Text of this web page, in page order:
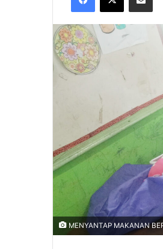
MENYANTAP MAKANAN